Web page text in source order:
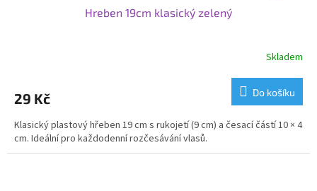
Hreben 19cm klasický zelený
Skladem
29 Kč Do košíku
Klasický plastový hřeben 19 cm s rukojetí (9 cm) a česací částí 10 × 4
cm. Ideální pro každodenní rozčesávání vlasů.